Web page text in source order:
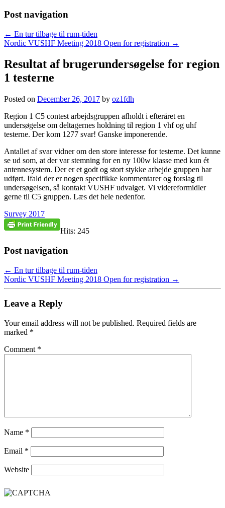
Post navigation
← En tur tilbage til rum-tiden
Nordic VUSHF Meeting 2018 Open for registration →
Resultat af brugerundersøgelse for region
1 testerne
Posted on December 26, 2017 by oz1fdh
Region 1 C5 contest arbejdsgruppen afholdt i efteråret en
undersøgelse om deltagernes holdning til region 1 vhf og uhf
testerne. Der kom 1277 svar! Ganske imponerende.
Antallet af svar vidner om den store interesse for testerne. Det kunne
se ud som, at der var stemning for en ny 100w klasse med kun ét
antennesystem. Der er et godt og stort stykke arbejde gruppen har
udført. Ifald der er nogen specifikke kommentarer og forslag til
undersøgelsen, så kontakt VUSHF udvalget. Vi videreformidler
gerne til C5 gruppen. Læs det hele nedenfor.
Survey 2017
Hits: 245
Post navigation
← En tur tilbage til rum-tiden
Nordic VUSHF Meeting 2018 Open for registration →
Leave a Reply
Your email address will not be published. Required fields are
marked *
Comment *
Name *
Email *
Website